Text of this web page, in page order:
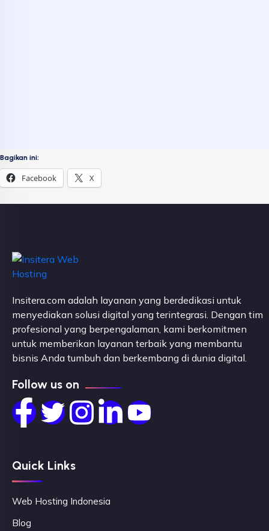
Bagikan ini:
Facebook X
Insitera.com adalah layanan yang berdedikasi untuk
menyediakan solusi digital yang terintegrasi. Dengan tim
profesional yang berpengalaman, kami berkomitmen
untuk memberikan layanan terbaik yang membantu
bisnis Anda tumbuh dan berkembang di dunia digital.
Follow us on
Quick Links
Web Hosting Indonesia
Blog